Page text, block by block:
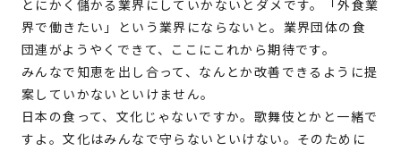
とにかく儲かる業界にしていかないとダメです。「外食業
界で働きたい」という業界にならないと。業界団体の食
団連がようやくできて、ここにこれから期待です。
みんなで知恵を出し合って、なんとか改善できるように提
案していかないといけません。
日本の食って、文化じゃないですか。歌舞伎とかと一緒で
すよ。文化はみんなで守らないといけない。そのために